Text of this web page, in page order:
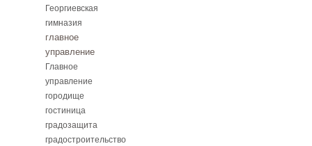
Георгиевская
гимназия
главное
управление
Главное
управление
городище
гостиница
градозащита
градостроительство